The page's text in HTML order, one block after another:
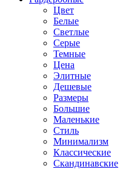
Цвет
Белые
Светлые
Серые
Темные
Цена
Элитные
Дешевые
Размеры
Большие
Маленькие
Стиль
Минимализм
Классические
Скандинавские